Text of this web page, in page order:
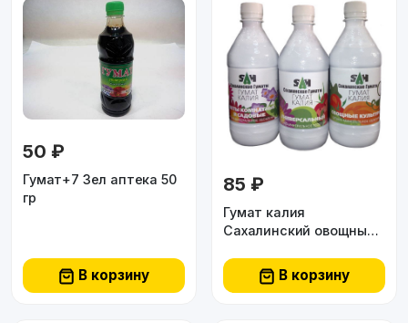
50 ₽
Гумат+7 Зел аптека 50
гр
В корзину
85 ₽
Гумат калия
Сахалинский овощные
В корзину